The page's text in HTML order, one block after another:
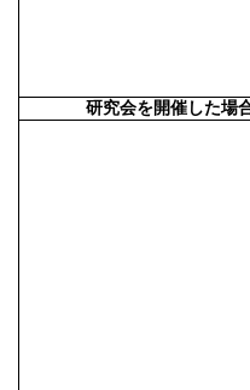
研究会を開催した場